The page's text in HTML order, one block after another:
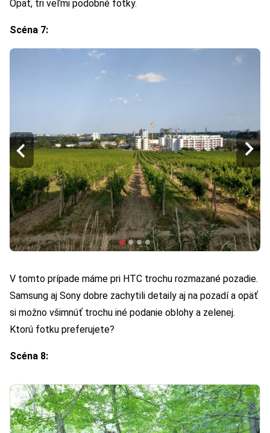
Opäť, tri veľmi podobné fotky.
Scéna 7:
V tomto prípade máme pri HTC trochu rozmazané pozadie.
Samsung aj Sony dobre zachytili detaily aj na pozadí a opäť
si možno všimnúť trochu iné podanie oblohy a zelenej.
Ktorú fotku preferujete?
Scéna 8: